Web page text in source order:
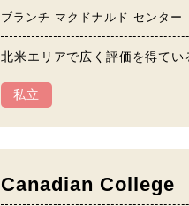
ブランチ マクドナルド センター
北米エリアで広く評価を得てい
私立
Canadian College